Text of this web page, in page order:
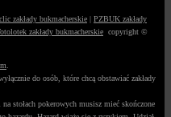
zakłady bukmacherskie | PZBUK zakłady
zakłady bukmacherskie copyright ©
do osób, które chcą obstawiać zakłady
stołach pokerowych musisz mieć skończone